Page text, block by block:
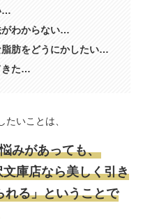
…
がわからない…
肪をどうにかしたい…
きた…
たいことは、
みがあっても、
庫店なら美しく引き
れる」ということで